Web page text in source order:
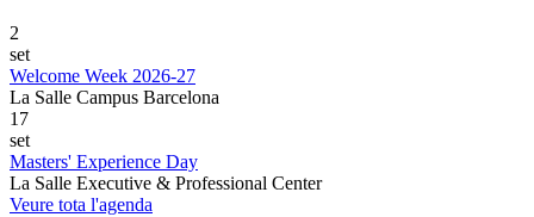
2
set
Welcome Week 2026-27
La Salle Campus Barcelona
17
set
Masters' Experience Day
La Salle Executive & Professional Center
Veure tota l'agenda